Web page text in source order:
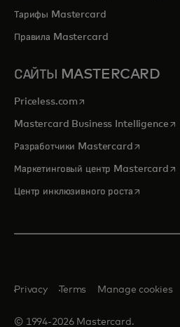
Тарифы Mastercard
Правила Mastercard
САЙТЫ MASTERCARD
Priceless.com opens in a new tab
Mastercard Business Intelligence
Разработчики Mastercardopens in
Маркетинговый центр Mastercard
Центр инклюзивного ростаopens in
© 1994-2026 Mastercard.
Privacy Terms Manage cookies